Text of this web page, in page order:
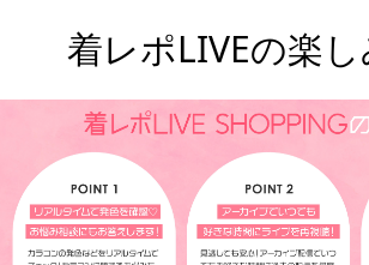
着レポLIVEの楽